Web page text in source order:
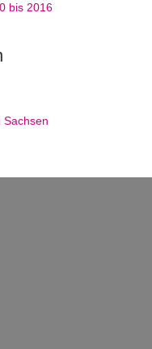
bis 2016
Sachsen